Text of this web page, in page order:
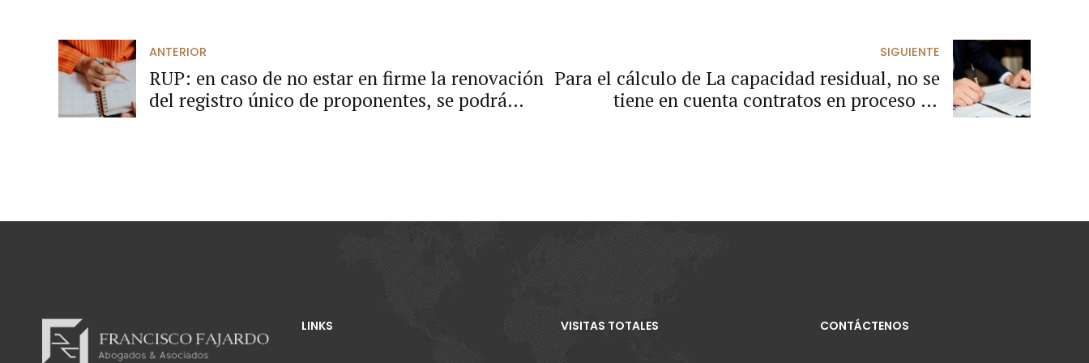
ANTERIOR
RUP: en caso de no estar en firme la renovación
del registro único de proponentes, se podrá
SIGUIENTE
Para el cálculo de La capacidad residual, no se
tiene en cuenta contratos en proceso de
LINKS VISITAS TOTALES CONTÁCTENOS